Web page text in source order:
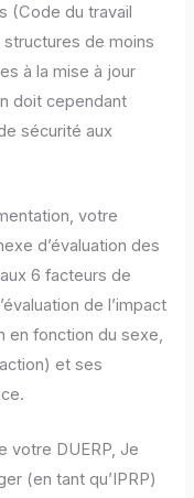
(Code du travail
structures de moins
à la mise à jour
doit cependant
sécurité aux
votre
d’évaluation des
6 facteurs de
de l’impact
en fonction du sexe,
et ses
votre DUERP, Je
(en tant qu’IPRP)